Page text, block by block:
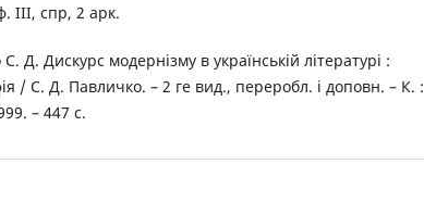
III, спр, 2 арк.
Д. Дискурс модернізму в українській літературі :
/ С. Д. Павличко. – 2 ге вид., переробл. і доповн. – К. :
– 447 с.